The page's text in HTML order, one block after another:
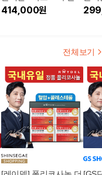
414,000원
전체보기